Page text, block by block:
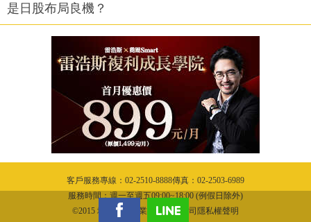
是日股布局良機？
客戶服務專線：02-2510-8888傳真：02-2503-6989
服務時間：週一至週五09:00~18:00 (例假日除外)
©2015 城邦文化事業股份有限公司隱私權聲明